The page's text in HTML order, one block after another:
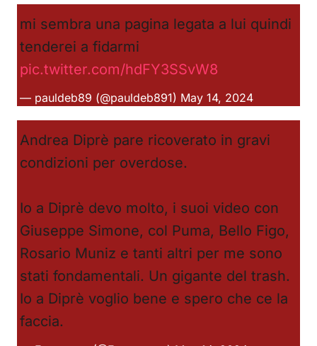
mi sembra una pagina legata a lui quindi
tenderei a fidarmi
pic.twitter.com/hdFY3SSvW8
— pauldeb89 (@pauldeb891) May 14, 2024
Andrea Diprè pare ricoverato in gravi
condizioni per overdose.
Io a Diprè devo molto, i suoi video con
Giuseppe Simone, col Puma, Bello Figo,
Rosario Muniz e tanti altri per me sono
stati fondamentali. Un gigante del trash.
Io a Diprè voglio bene e spero che ce la
faccia.